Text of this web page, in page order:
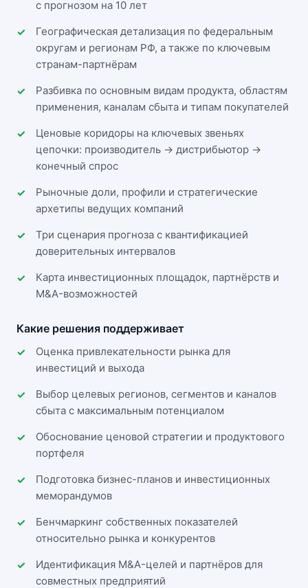
с прогнозом на 10 лет
Географическая детализация по федеральным
округам и регионам РФ, а также по ключевым
странам-партнёрам
Разбивка по основным видам продукта, областям
применения, каналам сбыта и типам покупателей
Ценовые коридоры на ключевых звеньях
цепочки: производитель → дистрибьютор →
конечный спрос
Рыночные доли, профили и стратегические
архетипы ведущих компаний
Три сценария прогноза с квантификацией
доверительных интервалов
Карта инвестиционных площадок, партнёрств и
M&A-возможностей
Какие решения поддерживает
Оценка привлекательности рынка для
инвестиций и выхода
Выбор целевых регионов, сегментов и каналов
сбыта с максимальным потенциалом
Обоснование ценовой стратегии и продуктового
портфеля
Подготовка бизнес-планов и инвестиционных
меморандумов
Бенчмаркинг собственных показателей
относительно рынка и конкурентов
Идентификация M&A-целей и партнёров для
совместных предприятий